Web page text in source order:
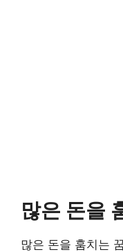
많은 돈을
많은 돈을 훔치는